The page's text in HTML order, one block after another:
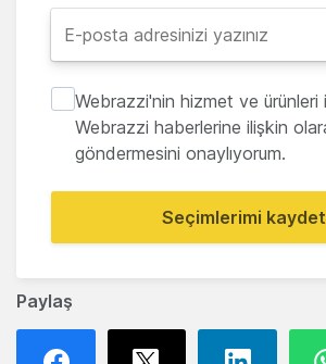
Paylaş
Webrazzi'nin hizmet ve ürünleri
Webrazzi haberlerine ilişkin
göndermesini onaylıyorum.
Seçimlerimi kaydet